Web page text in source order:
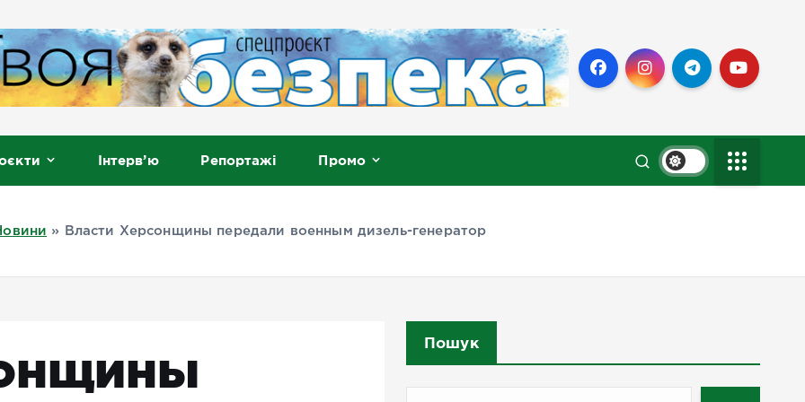
Інтерв’ю Репортажі Промо
» Власти Херсонщины передали военным дизель-генератор
Пошук